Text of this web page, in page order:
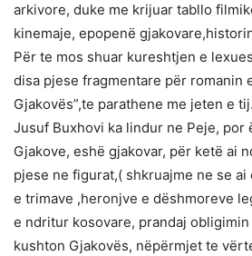
arkivore, duke me krijuar tabllo
kinemaje, epopenë
Për te mos shuar kureshtjen e
disa pjese fragmentare për romanin
Gjakovës”,te parathene me jeten e tij.
Jusuf Buxhovi ka lindur ne Peje, por
Gjakove, eshë gjakovar, për ketë ai
pjese ne figurat,( shkruajme ne se ai
e trimave ,heronjve e dëshmoreve
e ndritur kosovare, prandaj
kushton Gjakovës, nëpërmjet te